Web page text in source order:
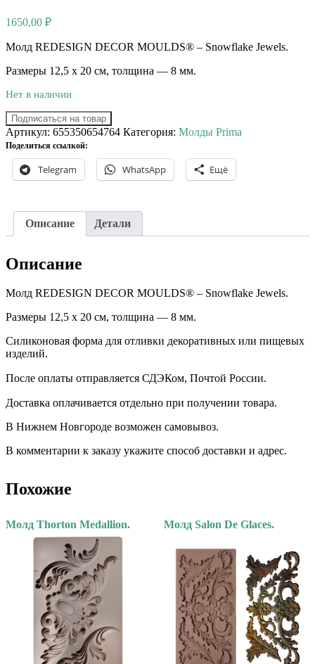
1650,00 ₽
Молд REDESIGN DECOR MOULDS® – Snowflake Jewels.
Размеры 12,5 х 20 см, толщина — 8 мм.
Нет в наличии
Подписаться на товар
Артикул: 655350654764 Категория: Молды Prima
Поделиться ссылкой:
Telegram WhatsApp Ещё
Описание Детали
Описание
Молд REDESIGN DECOR MOULDS® – Snowflake Jewels.
Размеры 12,5 х 20 см, толщина — 8 мм.
Силиконовая форма для отливки декоративных или пищевых
изделий.
После оплаты отправляется СДЭКом, Почтой России. ⠀
Доставка оплачивается отдельно при получении товара. ⠀
В Нижнем Новгороде возможен самовывоз.
В комментарии к заказу укажите способ доставки и адрес.
Похожие
Молд Thorton Medallion. Молд Salon De Glaces.